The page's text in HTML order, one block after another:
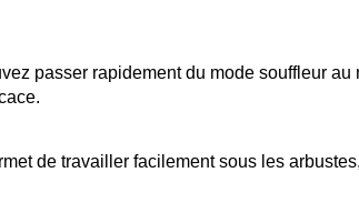
passer rapidement du mode souffleur
de travailler facilement sous les